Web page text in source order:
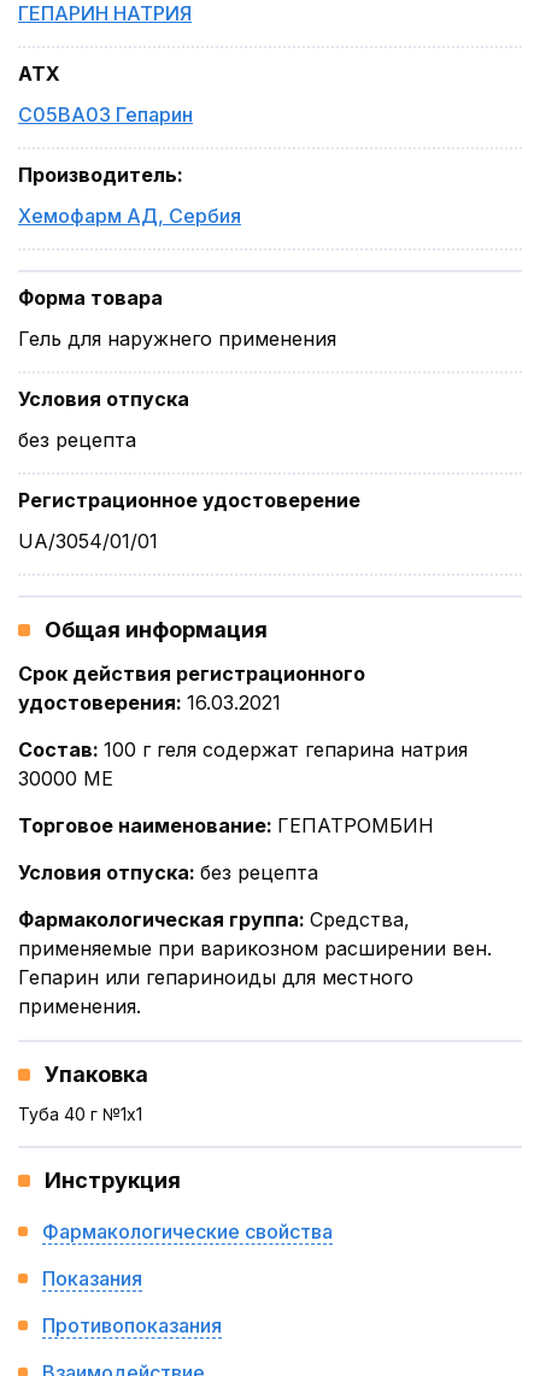
ГЕПАРИН НАТРИЯ
ATX
C05BA03 Гепарин
Производитель:
Хемофарм АД, Сербия
Форма товара
Гель для наружнего применения
Условия отпуска
без рецепта
Регистрационное удостоверение
UA/3054/01/01
Общая информация
Срок действия регистрационного
удостоверения: 16.03.2021
Состав: 100 г геля содержат гепарина натрия
30000 МЕ
Торговое наименование: ГЕПАТРОМБИН
Условия отпуска: без рецепта
Фармакологическая группа: Средства,
применяемые при варикозном расширении вен.
Гепарин или гепариноиды для местного
применения.
Упаковка
Туба 40 г №1x1
Инструкция
Фармакологические свойства
Показания
Противопоказания